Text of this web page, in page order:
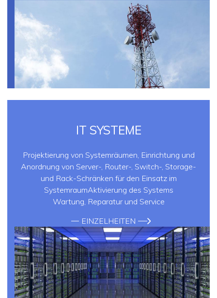
IT SYSTEME
Projektierung von Systemräumen, Einrichtung und
Anordnung von Server-, Router-, Switch-, Storage-
und Rack-Schränken für den Einsatz im
SystemraumAktivierung des Systems
Wartung, Reparatur und Service
EINZELHEITEN